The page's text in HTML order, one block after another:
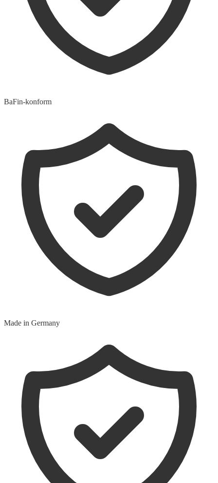
BaFin-konform
Made in Germany